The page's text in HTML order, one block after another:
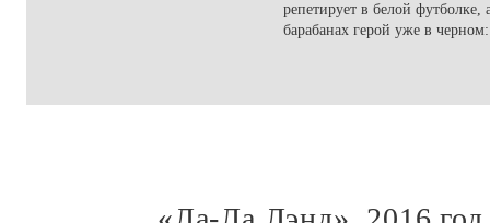
репетирует в белой футболке,
барабанах герой уже в